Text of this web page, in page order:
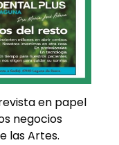
en papel
negocios
las Artes.